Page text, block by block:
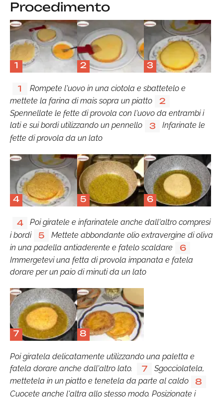
Procedimento
1 2 3
1
Rompete l'uovo in una ciotola e sbattetelo e
mettete la farina di mais sopra un piatto
2
Spennellate le fette di provola con l'uovo da entrambi i
lati e sui bordi utilizzando un pennello
3
Infarinate le
fette di provola da un lato
4 5 6
4
Poi giratele e infarinatele anche dall'altro compresi
i bordi
5
Mettete abbondante olio extravergine di oliva
in una padella antiaderente e fatelo scaldare
6
Immergetevi una fetta di provola impanata e fatela
dorare per un paio di minuti da un lato
7 8
Poi giratela delicatamente utilizzando una paletta e
fatela dorare anche dall'altro lato.
7
Sgocciolatela,
mettetela in un piatto e tenetela da parte al caldo
8
Cuocete anche l'altra allo stesso modo. Posizionate i